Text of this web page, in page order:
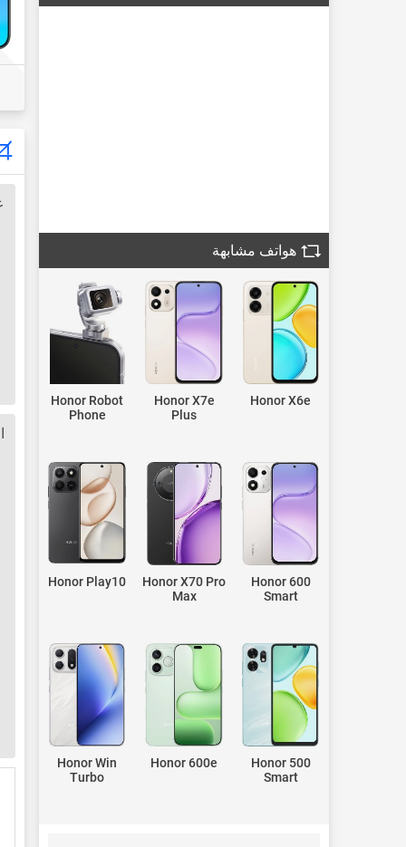
هواتف مشابهة
Honor X6e
Honor X7e
Plus
Honor Robot
Phone
Honor 600
Smart
Honor X70 Pro
Max
Honor Play10
Honor 500
Smart
Honor 600e
Honor Win
Turbo